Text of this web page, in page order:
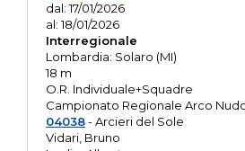
dal: 17/01/2026
al: 18/01/2026
Interregionale
Lombardia: Solaro (MI)
18 m
O.R. Individuale+Squadre
Campionato Regionale Arco
04038- Arcieri del Sole
Vidari, Bruno